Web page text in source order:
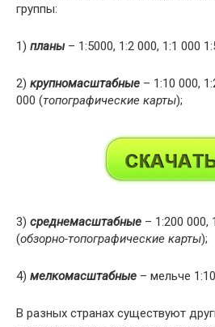
группы:
1) планы – 1:5000, 1:2 000, 1:1 000
2) крупномасштабные – 1:10 000,
000 (топографические карты);
3) среднемасштабные – 1:200 000,
(обзорно-топографические карты);
4) мелкомасштабные – мельче
В разных странах существуют